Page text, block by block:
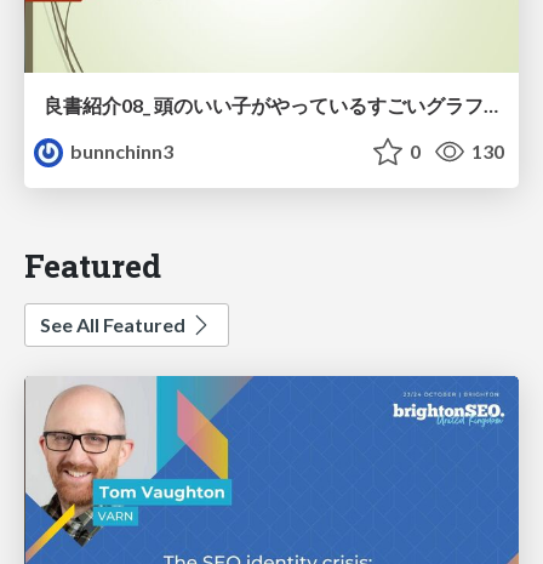
良書紹介08_ 頭のいい子がやっているすごいグラフの読み方
bunnchinn3
0 130
Featured
See All Featured